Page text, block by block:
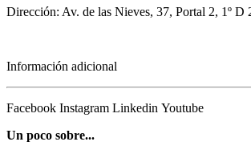
Dirección: Av. de las Nieves, 37, Portal 2, 1º D
Información adicional
Facebook Instagram Linkedin Youtube
Un poco sobre...